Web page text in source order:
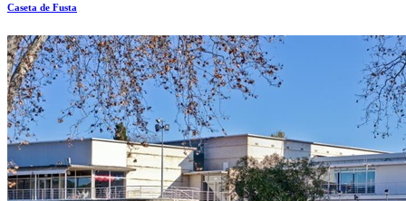
Caseta de Fusta